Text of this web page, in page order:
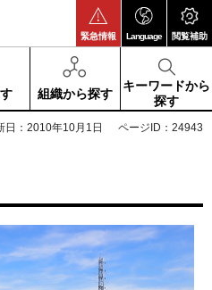
緊急情報 Language 閲覧補助
組織から探す
キーワードから
探す
日：2010年10月1日 ページID：24943